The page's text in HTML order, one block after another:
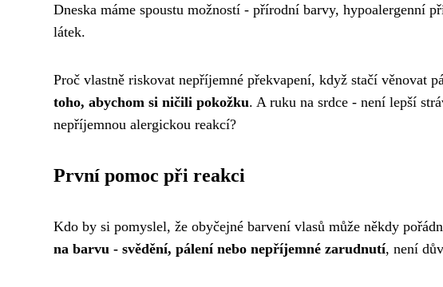
Dneska máme spoustu možností - přírodní barvy, hypoalergenní
látek.
Proč vlastně riskovat nepříjemné překvapení, když stačí věnovat
toho, abychom si ničili pokožku. A ruku na srdce - není lepší
nepříjemnou alergickou reakcí?
První pomoc při reakci
Kdo by si pomyslel, že obyčejné barvení vlasů může někdy
na barvu - svědění, pálení nebo nepříjemné zarudnutí, není